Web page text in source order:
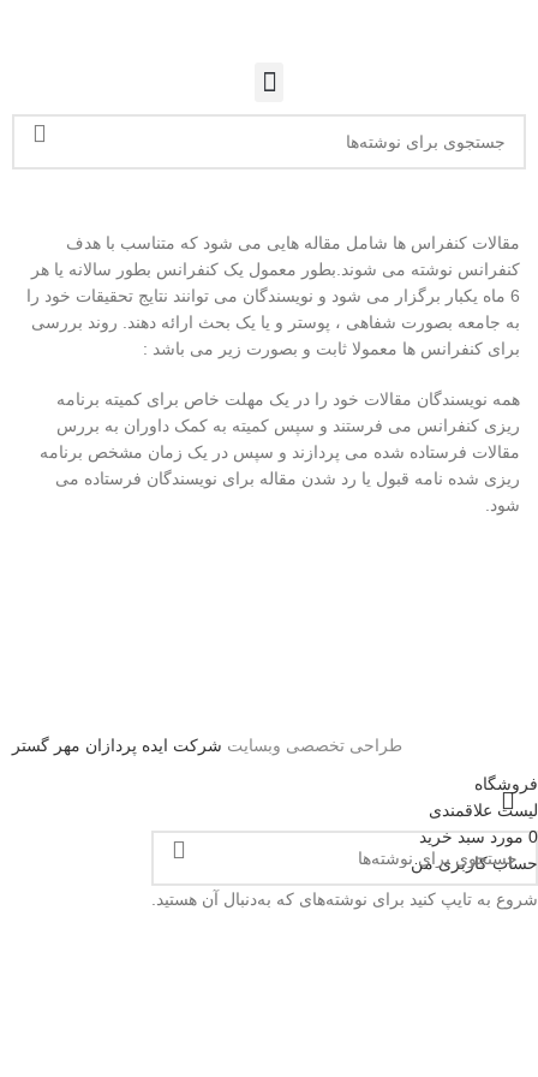
مقالات کنفراس ها شامل مقاله هایی می شود که متناسب با هدف
کنفرانس نوشته می شوند.بطور معمول یک کنفرانس بطور سالانه یا هر
6 ماه یکبار برگزار می شود و نویسندگان می توانند نتایج تحقیقات خود را
به جامعه بصورت شفاهی ، پوستر و یا یک بحث ارائه دهند. روند بررسی
برای کنفرانس ها معمولا ثابت و بصورت زیر می باشد :
همه نویسندگان مقالات خود را در یک مهلت خاص برای کمیته برنامه
ریزی کنفرانس می فرستند و سپس کمیته به کمک داوران به بررس
مقالات فرستاده شده می پردازند و سپس در یک زمان مشخص برنامه
ریزی شده نامه قبول یا رد شدن مقاله برای نویسندگان فرستاده می
شود.
طراحی تخصصی وبسایت شرکت ایده پردازان مهر گستر
شروع به تایپ کنید برای نوشته‌های که به‌دنبال آن هستید.
فروشگاه
لیست علاقمندی
0 مورد سبد خرید
حساب کاربری من